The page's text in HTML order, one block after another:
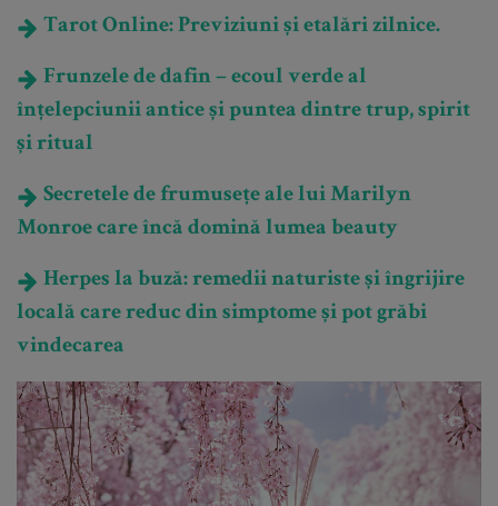
Tarot Online: Previziuni și etalări zilnice.
Frunzele de dafin – ecoul verde al
înțelepciunii antice și puntea dintre trup, spirit
și ritual
Secretele de frumusețe ale lui Marilyn
Monroe care încă domină lumea beauty
Herpes la buză: remedii naturiste și îngrijire
locală care reduc din simptome și pot grăbi
vindecarea